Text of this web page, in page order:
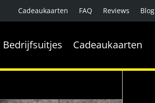
Cadeaukaarten FAQ Reviews Blog
Bedrijfsuitjes Cadeaukaarten